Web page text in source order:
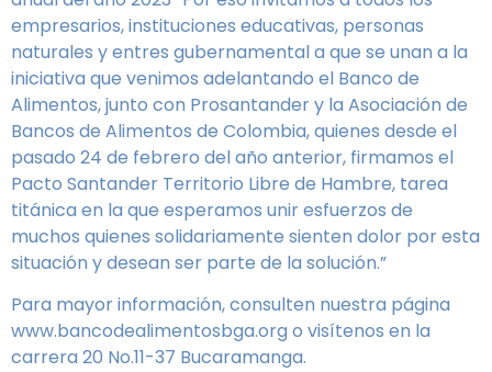
empresarios, instituciones educativas, personas
naturales y entres gubernamental a que se unan a la
iniciativa que venimos adelantando el Banco de
Alimentos, junto con Prosantander y la Asociación de
Bancos de Alimentos de Colombia, quienes desde el
pasado 24 de febrero del año anterior, firmamos el
Pacto Santander Territorio Libre de Hambre, tarea
titánica en la que esperamos unir esfuerzos de
muchos quienes solidariamente sienten dolor por esta
situación y desean ser parte de la solución.”
Para mayor información, consulten nuestra página
www.bancodealimentosbga.org o visítenos en la
carrera 20 No.11-37 Bucaramanga.